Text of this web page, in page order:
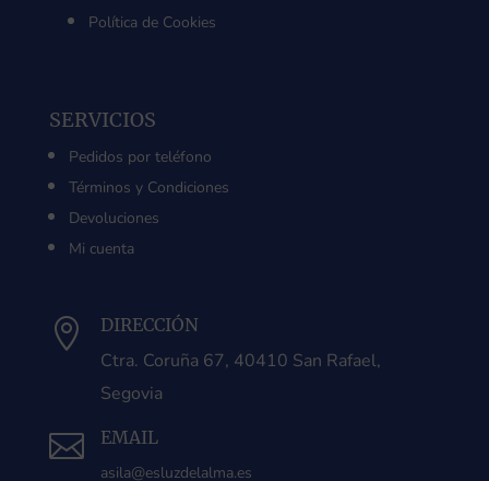
Política de Cookies
SERVICIOS
Pedidos por teléfono
Términos y Condiciones
Devoluciones
Mi cuenta
 DIRECCIÓN
Ctra. Coruña 67, 40410 San Rafael,
Segovia
 EMAIL
asila@esluzdelalma.es